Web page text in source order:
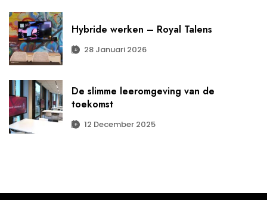
Hybride werken – Royal Talens
28 Januari 2026
De slimme leeromgeving van de
toekomst
12 December 2025